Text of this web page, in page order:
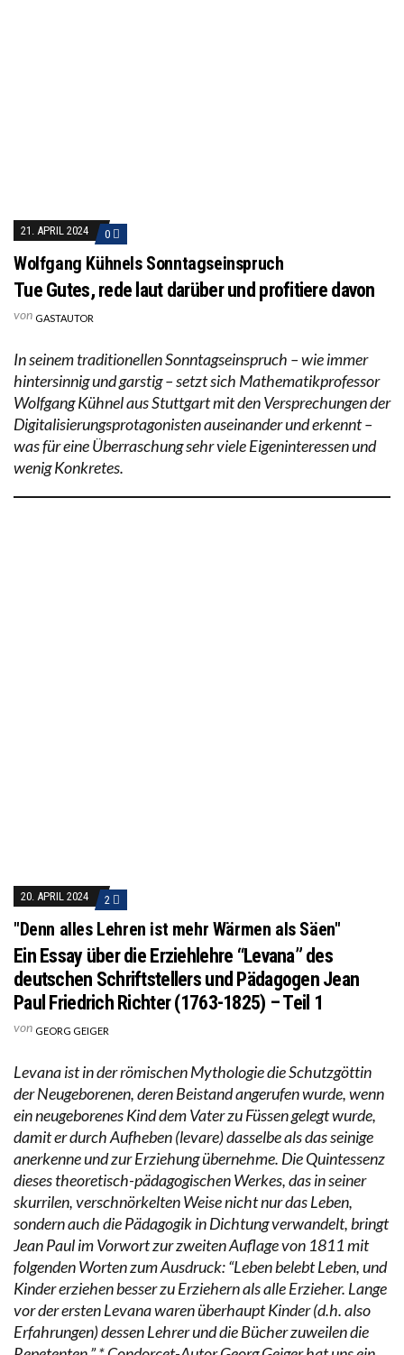
21. APRIL 2024 0
Wolfgang Kühnels Sonntagseinspruch
Tue Gutes, rede laut darüber und profitiere davon
von GASTAUTOR
In seinem traditionellen Sonntagseinspruch – wie immer
hintersinnig und garstig – setzt sich Mathematikprofessor
Wolfgang Kühnel aus Stuttgart mit den Versprechungen der
Digitalisierungsprotagonisten auseinander und erkennt –
was für eine Überraschung sehr viele Eigeninteressen und
wenig Konkretes.
20. APRIL 2024 2
"Denn alles Lehren ist mehr Wärmen als Säen"
Ein Essay über die Erziehlehre “Levana” des
deutschen Schriftstellers und Pädagogen Jean
Paul Friedrich Richter (1763-1825) – Teil 1
von GEORG GEIGER
Levana ist in der römischen Mythologie die Schutzgöttin
der Neugeborenen, deren Beistand angerufen wurde, wenn
ein neugeborenes Kind dem Vater zu Füssen gelegt wurde,
damit er durch Aufheben (levare) dasselbe als das seinige
anerkenne und zur Erziehung übernehme. Die Quintessenz
dieses theoretisch-pädagogischen Werkes, das in seiner
skurrilen, verschnörkelten Weise nicht nur das Leben,
sondern auch die Pädagogik in Dichtung verwandelt, bringt
Jean Paul im Vorwort zur zweiten Auflage von 1811 mit
folgenden Worten zum Ausdruck: “Leben belebt Leben, und
Kinder erziehen besser zu Erziehern als alle Erzieher. Lange
vor der ersten Levana waren überhaupt Kinder (d.h. also
Erfahrungen) dessen Lehrer und die Bücher zuweilen die